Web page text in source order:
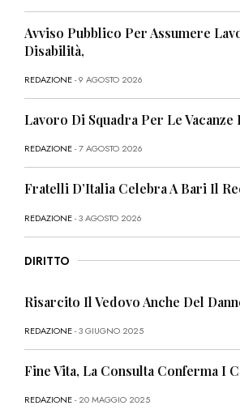
Avviso Pubblico Per Assumere
Disabilità,
REDAZIONE- 9 AGOSTO 2026
Lavoro Di Squadra Per Le Vacanze
REDAZIONE- 7 AGOSTO 2026
Fratelli D’Italia Celebra A Bari Il
REDAZIONE- 3 AGOSTO 2026
DIRITTO
Risarcito Il Vedovo Anche Del
REDAZIONE- 3 GIUGNO 2025
Fine Vita, La Consulta Conferma I
REDAZIONE- 20 MAGGIO 2025